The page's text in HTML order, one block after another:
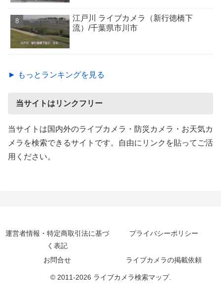
江戸川 ライブカメラ（新行徳橋下
流）/千葉県市川市
► もっとランキングを見る
当サイトはリンクフリー
当サイトは国内外のライブカメラ・防災カメラ・お天気カ
メラを検索できるサイトです。自由にリンクを貼ってご活
用ください。
運営者情報・特定商取引法に基づ
く表記
プライバシーポリシー
お問合せ ライブカメラの掲載依頼
© 2011-2026 ライブカメラ検索マップ.